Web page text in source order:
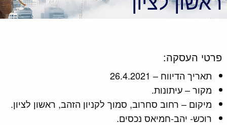
פרטי העסקה:
תאריך הדיווח – 26.4.2021
מקור – עיתונות.
מיקום – רחוב סחרוב, סמוך לקניון הזהב, ראשון לציון.
רוכש- יהב-חמיאס נכסים.